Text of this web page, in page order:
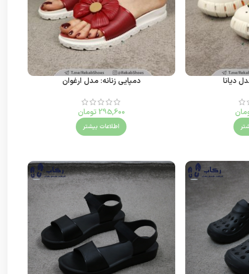
دیانا دمپایی زنانه: مدل ارغوان
295,600 تومان
اطلاعات بیشتر